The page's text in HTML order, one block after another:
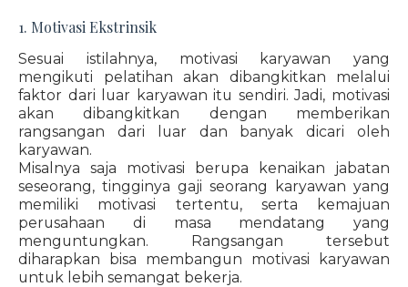
1. Motivasi Ekstrinsik
Sesuai istilahnya, motivasi karyawan yang
mengikuti pelatihan akan dibangkitkan melalui
faktor dari luar karyawan itu sendiri. Jadi, motivasi
akan dibangkitkan dengan memberikan
rangsangan dari luar dan banyak dicari oleh
karyawan.
Misalnya saja motivasi berupa kenaikan jabatan
seseorang, tingginya gaji seorang karyawan yang
memiliki motivasi tertentu, serta kemajuan
perusahaan di masa mendatang yang
menguntungkan. Rangsangan tersebut
diharapkan bisa membangun motivasi karyawan
untuk lebih semangat bekerja.